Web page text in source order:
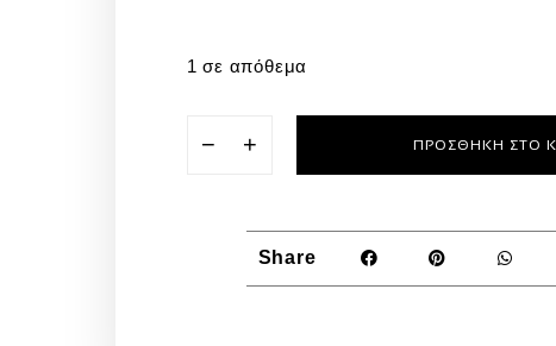
1 σε απόθεμα
− + ΠΡΟΣΘΉΚΗ ΣΤΟ
Share